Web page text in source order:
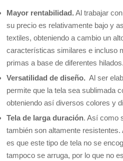
Mayor rentabilidad. Al trabajar
su precio es relativamente bajo y
textiles, obteniendo a cambio un
características similares e incluso
primas a base de diferentes hilados.
Versatilidad de diseño. Al ser
permite que la tela sea sublimada
obteniendo así diversos colores y
Tela de larga duración. Así como
también son altamente
es que este tipo de tela no se
tampoco se arruga, por lo que no